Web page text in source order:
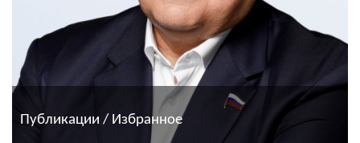
Публикации / Избранное